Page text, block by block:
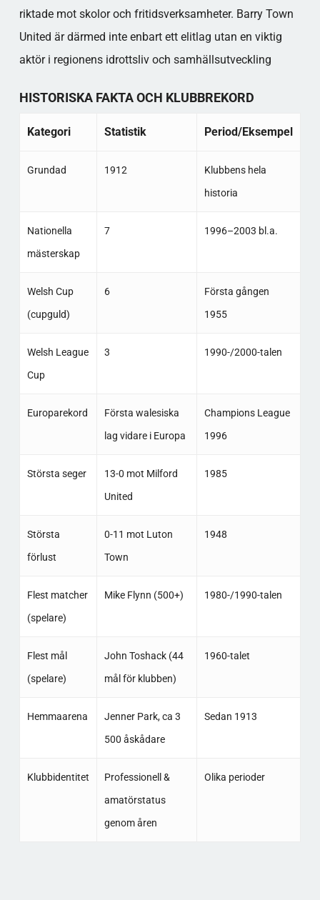
riktade mot skolor och fritidsverksamheter. Barry Town
United är därmed inte enbart ett elitlag utan en viktig
aktör i regionens idrottsliv och samhällsutveckling
HISTORISKA FAKTA OCH KLUBBREKORD
Kategori Statistik Period/Eksempel
Grundad 1912
Klubbens hela
historia
Nationella
mästerskap
7 1996–2003 bl.a.
Welsh Cup
(cupguld)
6
Första gången
1955
Welsh League
Cup
3 1990-/2000-talen
Europarekord
Första walesiska
lag vidare i Europa
Champions League
1996
Största seger
13-0 mot Milford
United
1985
Största
förlust
0-11 mot Luton
Town
1948
Flest matcher
(spelare)
Mike Flynn (500+) 1980-/1990-talen
Flest mål
(spelare)
John Toshack (44
mål för klubben)
1960-talet
Hemmaarena
Jenner Park, ca 3
500 åskådare
Sedan 1913
Klubbidentitet
Professionell &
amatörstatus
genom åren
Olika perioder